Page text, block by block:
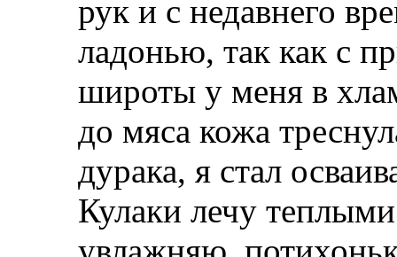
рук и с недавнего
ладонью, так как с
широты у меня в
до мяса кожа
дурака, я стал
Кулаки лечу